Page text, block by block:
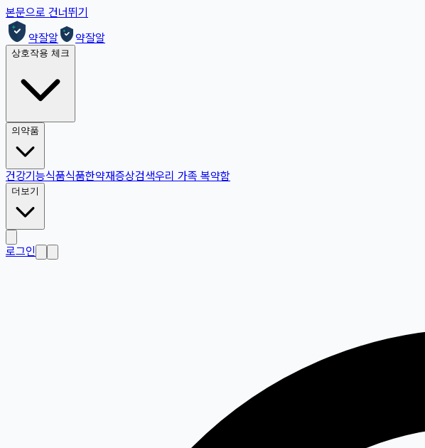
본문으로 건너뛰기
약잘알
약잘알
상호작용 체크
의약품
건강기능식품식품한약재증상검색우리 가족 복약함
더보기
로그인